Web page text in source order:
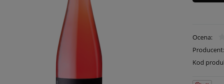
Ocena:
Producent:
Kod